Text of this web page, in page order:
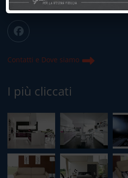
Chiuso domenica e lunedì mattina
Contatti e Dove siamo
I più cliccati